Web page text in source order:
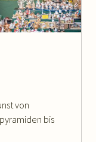
von
bis